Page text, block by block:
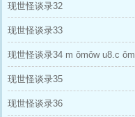
现世怪谈录32
现世怪谈录33
现世怪谈录34 m ǒmǒw u8.c ǒm
现世怪谈录35
现世怪谈录36